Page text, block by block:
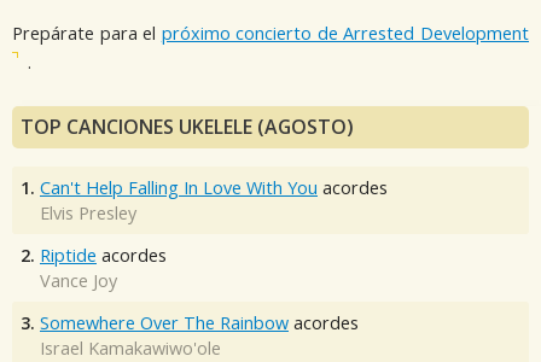
Prepárate para el próximo concierto de Arrested Development
.
TOP CANCIONES UKELELE (AGOSTO)
1. Can't Help Falling In Love With You acordes
Elvis Presley
2. Riptide acordes
Vance Joy
3. Somewhere Over The Rainbow acordes
Israel Kamakawiwo'ole